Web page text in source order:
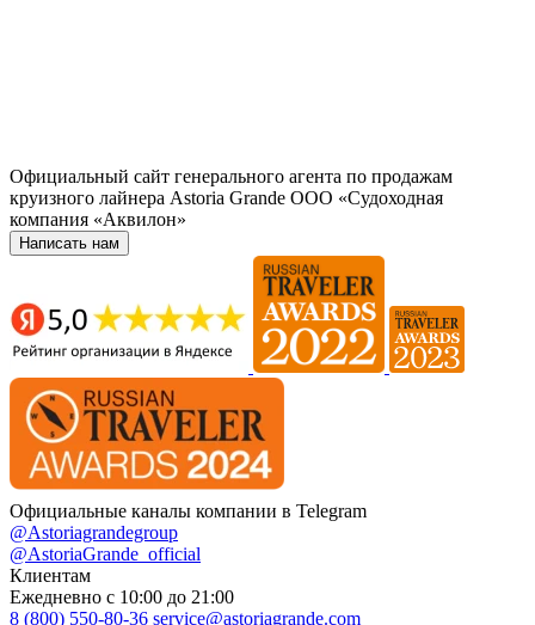
Официальный сайт генерального агента по продажам
круизного лайнера Astoria Grande ООО «Судоходная
компания «Аквилон»
Написать нам
Официальные каналы компании в Telegram
@Astoriagrandegroup
@AstoriaGrande_official
Клиентам
Ежедневно с 10:00 до 21:00
8 (800) 550-80-36 service@astoriagrande.com